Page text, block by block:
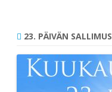
23. PÄIVÄN SALLIMUS